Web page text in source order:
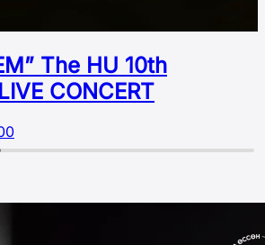
The HU 10th
CONCERT